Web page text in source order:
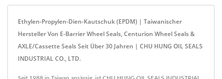
Ethylen-Propylen-Dien-Kautschuk (EPDM) | Taiwanischer
Hersteller Von E-Barrier Wheel Seals, Centurion Wheel Seals &
AXLE/Cassette Seals Seit Über 30 Jahren | CHU HUNG OIL SEALS
INDUSTRIAL CO., LTD.